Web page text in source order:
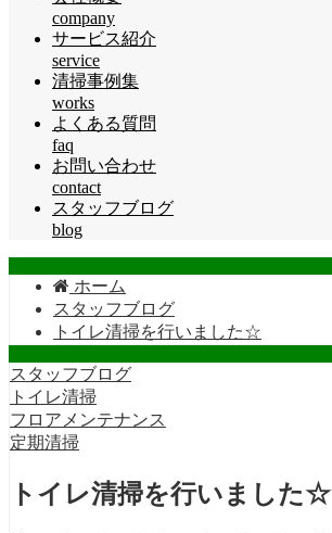
company
サービス紹介
service
清掃事例集
works
よくある質問
faq
お問い合わせ
contact
スタッフブログ
blog
ホーム
スタッフブログ
トイレ清掃を行いました☆
スタッフブログ
トイレ清掃
フロアメンテナンス
定期清掃
トイレ清掃を行いました☆